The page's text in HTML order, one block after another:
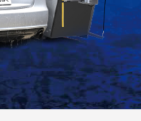
店舗用表示機